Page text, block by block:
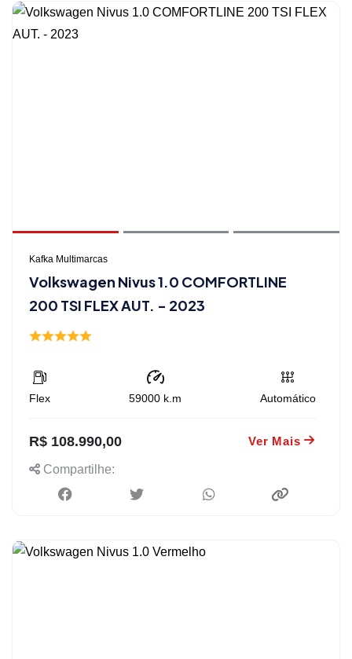
Kafka Multimarcas
Volkswagen Nivus 1.0 COMFORTLINE
200 TSI FLEX AUT. - 2023
Flex 59000 k.m Automático
R$ 108.990,00 Ver Mais
Compartilhe: